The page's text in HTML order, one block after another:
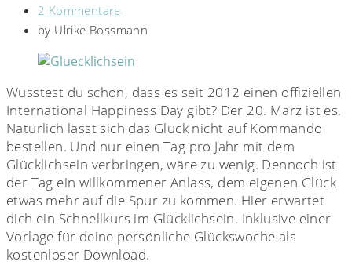
2 Kommentare
by Ulrike Bossmann
Wusstest du schon, dass es seit 2012 einen offiziellen
International Happiness Day gibt? Der 20. März ist es.
Natürlich lässt sich das Glück nicht auf Kommando
bestellen. Und nur einen Tag pro Jahr mit dem
Glücklichsein verbringen, wäre zu wenig. Dennoch ist
der Tag ein willkommener Anlass, dem eigenen Glück
etwas mehr auf die Spur zu kommen. Hier erwartet
dich ein Schnellkurs im Glücklichsein. Inklusive einer
Vorlage für deine persönliche Glückswoche als
kostenloser Download.